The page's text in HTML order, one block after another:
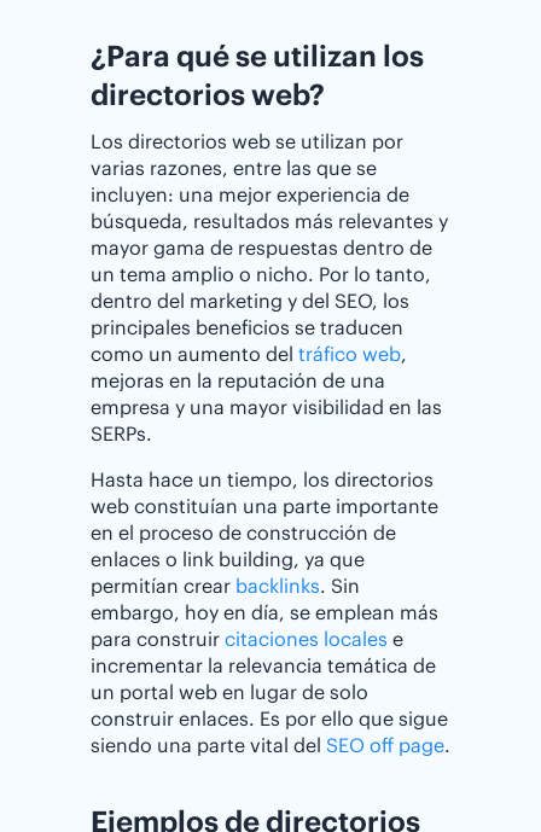
¿Para qué se utilizan los
directorios web?
Los directorios web se utilizan por
varias razones, entre las que se
incluyen: una mejor experiencia de
búsqueda, resultados más relevantes y
mayor gama de respuestas dentro de
un tema amplio o nicho. Por lo tanto,
dentro del marketing y del SEO, los
principales beneficios se traducen
como un aumento del tráfico web,
mejoras en la reputación de una
empresa y una mayor visibilidad en las
SERPs.
Hasta hace un tiempo, los directorios
web constituían una parte importante
en el proceso de construcción de
enlaces o link building, ya que
permitían crear backlinks. Sin
embargo, hoy en día, se emplean más
para construir citaciones locales e
incrementar la relevancia temática de
un portal web en lugar de solo
construir enlaces. Es por ello que sigue
siendo una parte vital del SEO off page.
Ejemplos de directorios